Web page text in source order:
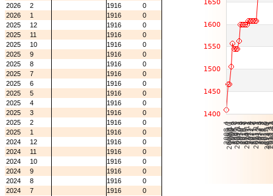
2026
2 1916
0
2026
1 1916
0
2025
12 1916
0
2025
11 1916
0
2025
10 1916
0
2025
9 1916
0
2025
8 1916
0
2025
7 1916
0
2025
6 1916
0
2025
5 1916
0
2025
4 1916
0
2025
3 1916
0
2025
2 1916
0
2025
1 1916
0
2024
12 1916
0
2024
11 1916
0
2024
10 1916
0
2024
9 1916
0
2024
8 1916
0
2024
7 1916
0